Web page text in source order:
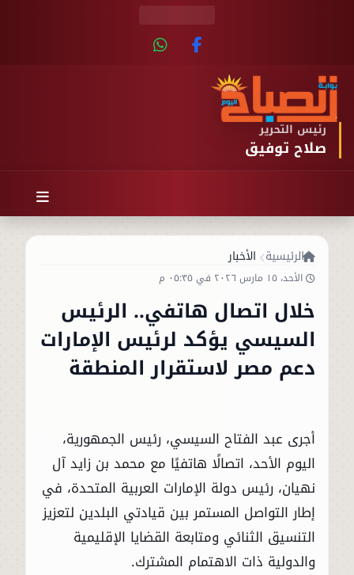
رئيس التحرير
صلاح توفيق
الرئيسية الأخبار
الأحد، ١٥ مارس ٢٠٢٦ في ٠٥:٣٥ م
خلال اتصال هاتفي.. الرئيس
السيسي يؤكد لرئيس الإمارات
دعم مصر لاستقرار المنطقة
أجرى عبد الفتاح السيسي، رئيس الجمهورية،
اليوم الأحد، اتصالًا هاتفيًا مع محمد بن زايد آل
نهيان، رئيس دولة الإمارات العربية المتحدة، في
إطار التواصل المستمر بين قيادتي البلدين لتعزيز
التنسيق الثنائي ومتابعة القضايا الإقليمية
والدولية ذات الاهتمام المشترك.